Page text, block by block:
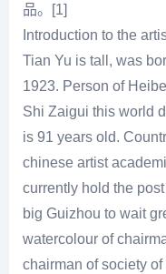
品。[1]
Introduction to the
Tian Yu is tall, was
1923. Person of
Shi Zaigui this world
is 91 years old.
chinese artist
currently hold the
big Guizhou to wait
watercolour of
chairman of society